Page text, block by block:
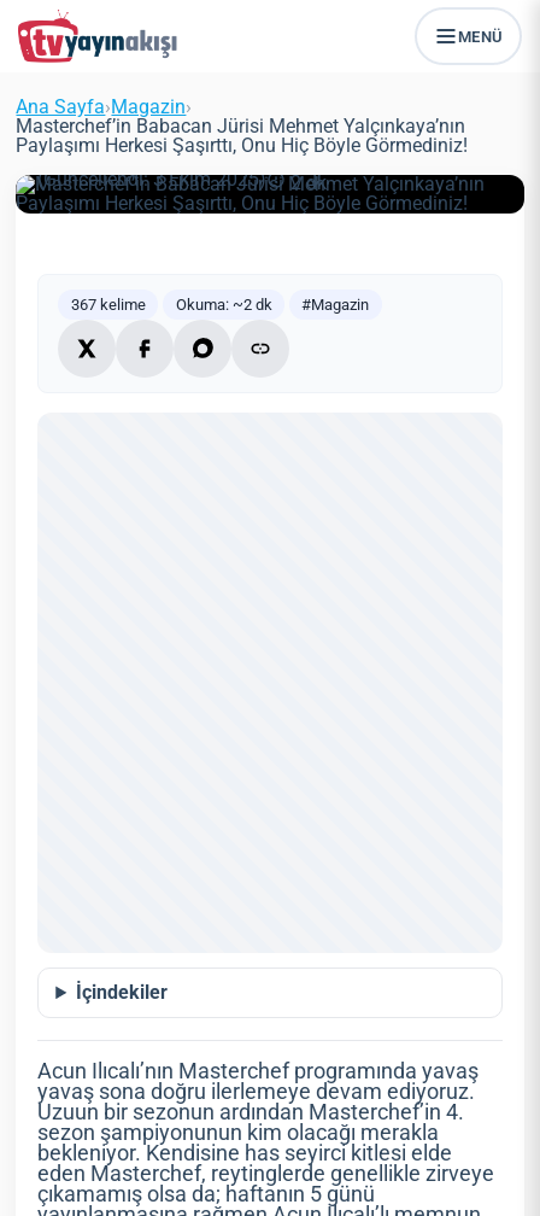
MENÜ
Ana Sayfa›Magazin›
Masterchef’in Babacan Jürisi Mehmet Yalçınkaya’nın
Paylaşımı Herkesi Şaşırttı, Onu Hiç Böyle Görmediniz!
Masterchef’in Babacan Jürisi
Mehmet Yalçınkaya’nın Paylaşımı
Görmediniz!
Zeynep Öztürk Magazin
10 Ocak 2022
(Güncellendi: 3 Ekim 2025)
2 dk
367 kelime Okuma: ~2 dk #Magazin
İçindekiler
Acun Ilıcalı’nın Masterchef programında yavaş
yavaş sona doğru ilerlemeye devam ediyoruz.
Uzuun bir sezonun ardından Masterchef’in 4.
sezon şampiyonunun kim olacağı merakla
bekleniyor. Kendisine has seyirci kitlesi elde
eden Masterchef, reytinglerde genellikle zirveye
çıkamamış olsa da; haftanın 5 günü